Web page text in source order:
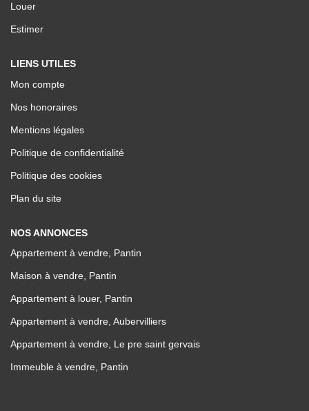
Louer
Estimer
LIENS UTILES
Mon compte
Nos honoraires
Mentions légales
Politique de confidentialité
Politique des cookies
Plan du site
NOS ANNONCES
Appartement à vendre, Pantin
Maison à vendre, Pantin
Appartement à louer, Pantin
Appartement à vendre, Aubervilliers
Appartement à vendre, Le pre saint gervais
Immeuble à vendre, Pantin